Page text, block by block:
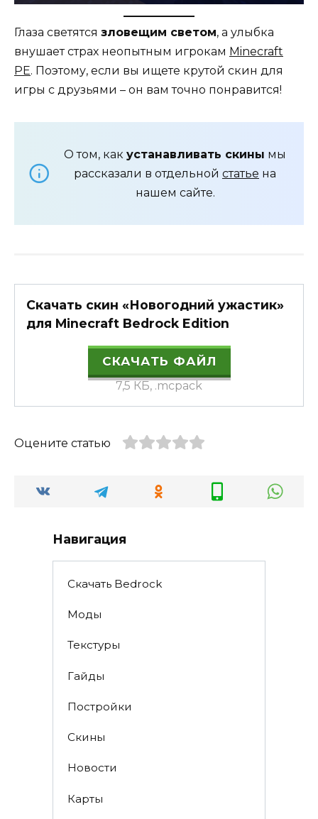
Глаза светятся зловещим светом, а улыбка
внушает страх неопытным игрокам Minecraft
PE. Поэтому, если вы ищете крутой скин для
игры с друзьями – он вам точно понравится!
О том, как устанавливать скины мы
рассказали в отдельной статье на
нашем сайте.
Скачать скин «Новогодний ужастик»
для Minecraft Bedrock Edition
СКАЧАТЬ ФАЙЛ
7,5 КБ, .mcpack
Оцените статью
Навигация
Скачать Bedrock
Моды
Текстуры
Гайды
Постройки
Скины
Новости
Карты